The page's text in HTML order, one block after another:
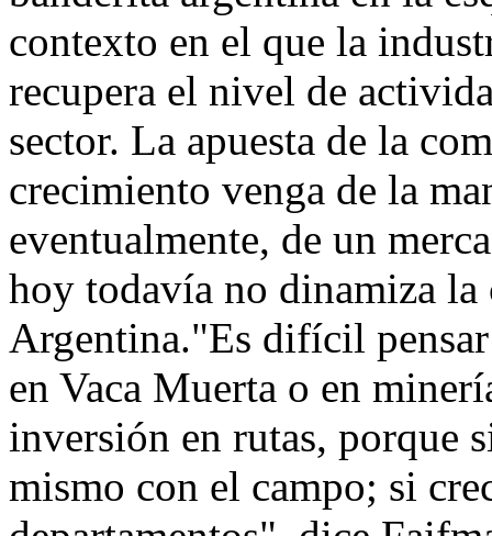
contexto en el que la
recupera el nivel de
sector. La apuesta de la
crecimiento venga de la
eventualmente, de un
hoy todavía no dinamiza
Argentina."Es difícil
en Vaca Muerta o en
inversión en rutas, porque
mismo con el campo; si